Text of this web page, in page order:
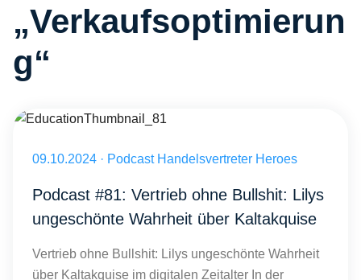
„Verkaufsoptimierun
g“
Veröffentlicht am 09.10.2024
09.10.2024 · Podcast Handelsvertreter Heroes
Podcast #81: Vertrieb ohne Bullshit: Lilys
ungeschönte Wahrheit über Kaltakquise
Vertrieb ohne Bullshit: Lilys ungeschönte Wahrheit
über Kaltakquise im digitalen Zeitalter In der